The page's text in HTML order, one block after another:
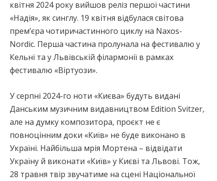
квітня 2024 року вийшов реліз першої частини
«Надія», як синглу. 19 квітня відбулася світова
прем’єра чотиричастинного циклу на Naxos-
Nordic. Перша частина пролунала на фестивалю у
Кельні та у Львівській філармонії в рамках
фестивалю «Віртуози».
У серпні 2024-го ноти «Києва» будуть видані
Данським музичним видавництвом Edition Svitzer,
але на думку композитора, проєкт не є
повноцінним доки «Київ» не буде виконано в
Україні. Найбільша мрія Мортена – відвідати
Україну й виконати «Київ» у Києві та Львові. Тож,
28 травня твір звучатиме на сцені Національної